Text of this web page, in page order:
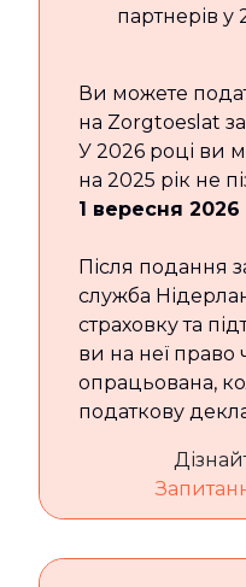
партнерів у
Ви можете
на Zorgtoeslat за
У 2026 році ви
на 2025 рік не
1 вересня 2026
Після подання
служба
страховку та
ви на неї право
опрацьована,
податкову